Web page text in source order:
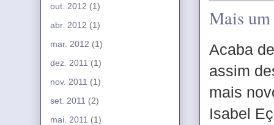
Mais
Acaba
assim
mais
Isabel
out. 2012 (1)
abr. 2012 (1)
mar. 2012 (1)
dez. 2011 (1)
nov. 2011 (1)
set. 2011 (2)
mai. 2011 (1)